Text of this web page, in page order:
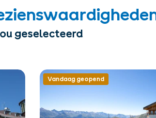
geselecteerd
Vandaag geopend